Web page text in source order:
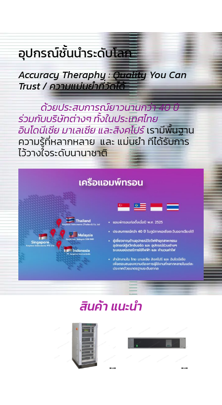
อุปกรณ์ชั้นนำระดับโลก​
Accuracy Theraphy : Quality You Can
Trust / ความแม่นยำที่วัดได้
ด้วยประสบการณ์ยาวนานกว่า 40 ปี
ร่วมกับบริษัทต่างๆ ทั้งในประเทศไทย
อินโดนีเซีย มาเลเซีย และสิงคโปร์เรามีพื้นฐาน
ความรู้ที่หลากหลาย และ แม่นยำ ทีไ่ด้รับการ
ไว้วางใจระดับนานาชาติ
สินค้า แนะนำ